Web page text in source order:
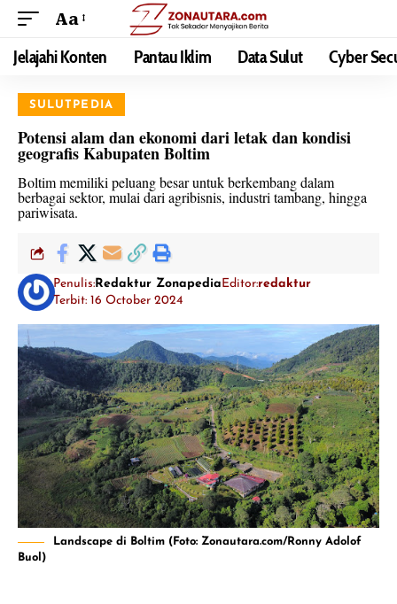
Aa
Jelajahi Konten Pantau Iklim Data Sulut Cyber
SULUTPEDIA
Potensi alam dan ekonomi dari letak dan kondisi
geografis Kabupaten Boltim
Boltim memiliki peluang besar untuk berkembang dalam
berbagai sektor, mulai dari agribisnis, industri tambang, hingga
pariwisata.
Penulis:Redaktur ZonapediaEditor:redaktur
Terbit: 16 October 2024
Landscape di Boltim (Foto: Zonautara.com/Ronny Adolof
Buol)